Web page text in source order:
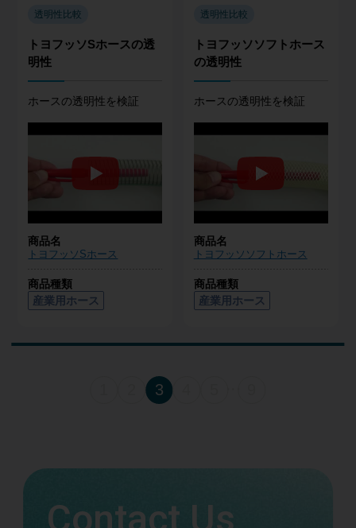
透明性比較
トヨフッソSホースの透
明性
ホースの透明性を検証
商品名
トヨフッソSホース
商品種類
産業用ホース
透明性比較
トヨフッソソフトホース
の透明性
ホースの透明性を検証
商品名
トヨフッソソフトホース
商品種類
産業用ホース
3
Contact Us